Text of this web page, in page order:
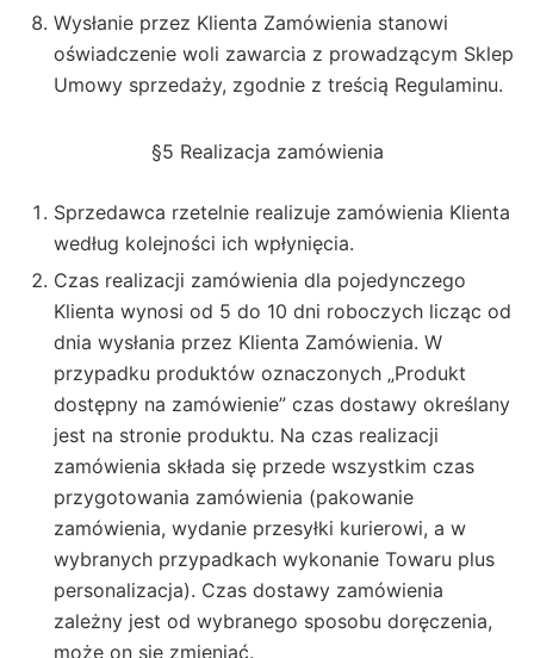
Wysłanie przez Klienta Zamówienia stanowi
oświadczenie woli zawarcia z prowadzącym Sklep
Umowy sprzedaży, zgodnie z treścią Regulaminu.
§5 Realizacja zamówienia
Sprzedawca rzetelnie realizuje zamówienia Klienta
według kolejności ich wpłynięcia.
Czas realizacji zamówienia dla pojedynczego
Klienta wynosi od 5 do 10 dni roboczych licząc od
dnia wysłania przez Klienta Zamówienia. W
przypadku produktów oznaczonych „Produkt
dostępny na zamówienie” czas dostawy określany
jest na stronie produktu. Na czas realizacji
zamówienia składa się przede wszystkim czas
przygotowania zamówienia (pakowanie
zamówienia, wydanie przesyłki kurierowi, a w
wybranych przypadkach wykonanie Towaru plus
personalizacja). Czas dostawy zamówienia
zależny jest od wybranego sposobu doręczenia,
może on się zmieniać.